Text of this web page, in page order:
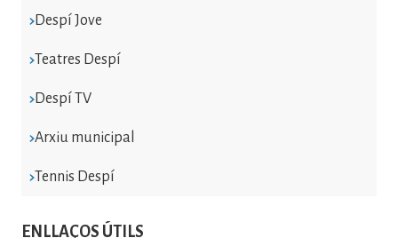
Despí Jove
Teatres Despí
Despí TV
Arxiu municipal
Tennis Despí
ENLLAÇOS ÚTILS